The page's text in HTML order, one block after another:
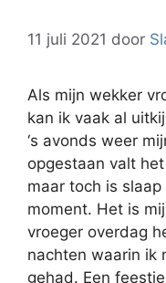
11 juli 2021 door
Als mijn wekker
kan ik vaak al
‘s avonds weer
opgestaan valt
maar toch is
moment. Het is
vroeger overdag
nachten waarin ik
gehad. Een